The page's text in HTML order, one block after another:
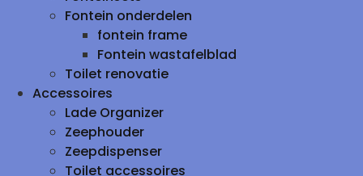
Fontein onderdelen
fontein frame
Fontein wastafelblad
Toilet renovatie
Accessoires
Lade Organizer
Zeephouder
Zeepdispenser
Toilet accessoires